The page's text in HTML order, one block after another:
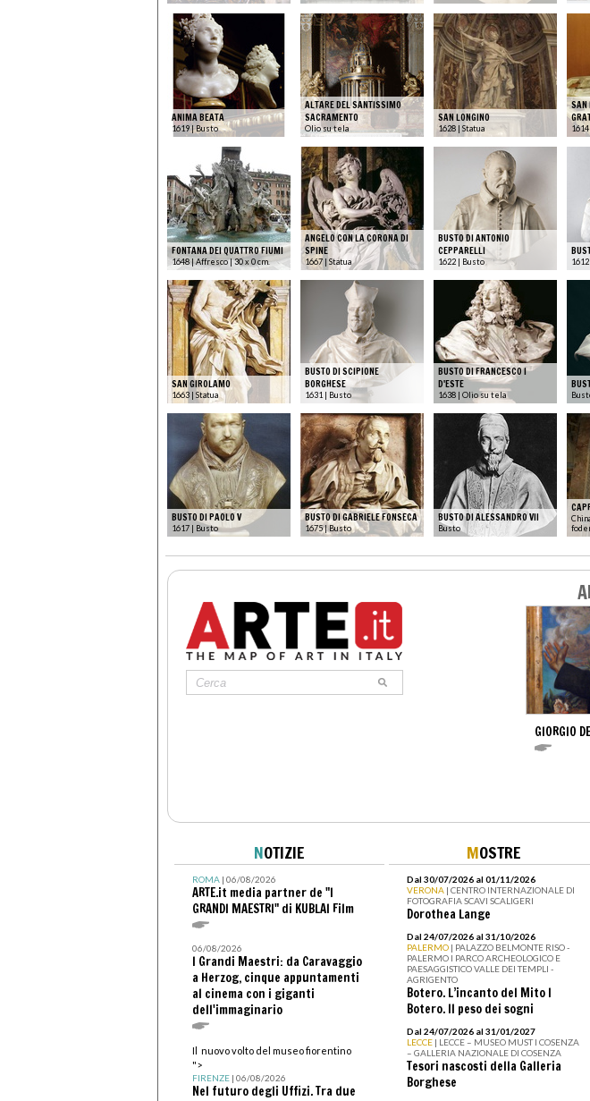
ANIMA BEATA
1619 | Busto
ALTARE DEL SANTISSIMO
SACRAMENTO
Olio su tela
SAN LONGINO
1628 | Statua
SAN
FONTANA DEI QUATTRO FIUMI
1648 | Affresco | 30 x 0 cm.
ANGELO CON LA CORONA DI
SPINE
1667 | Statua
BUSTO DI ANTONIO
CEPPARELLI
1622 | Busto
SAN GIROLAMO
1663 | Statua
BUSTO DI SCIPIONE
BORGHESE
1631 | Busto
BUSTO DI FRANCESCO I
D'ESTE
1638 | Olio su tela
BUSTO DI PAOLO V
1617 | Busto
BUSTO DI GABRIELE FONSECA
1675 | Busto
BUSTO DI ALESSANDRO VII
Busto
GIORGIO
NOTIZIE
ROMA| 06/08/2026
ARTE.it media partner de "I
GRANDI MAESTRI" di KUBLAI Film
06/08/2026
I Grandi Maestri: da Caravaggio
a Herzog, cinque appuntamenti
al cinema con i giganti
dell'immaginario
Il nuovo volto del museo fiorentino
">
FIRENZE| 06/08/2026
Nel futuro degli Uffizi. Tra due
MOSTRE
Dal 30/07/2026 al 01/11/2026
VERONA | CENTRO INTERNAZIONALE DI
FOTOGRAFIA SCAVI SCALIGERI
Dorothea Lange
Dal 24/07/2026 al 31/10/2026
PALERMO | PALAZZO BELMONTE RISO -
PALERMO I PARCO ARCHEOLOGICO E
PAESAGGISTICO VALLE DEI TEMPLI -
AGRIGENTO
Botero. L’incanto del Mito I
Botero. Il peso dei sogni
Dal 24/07/2026 al 31/01/2027
LECCE | LECCE – MUSEO MUST I COSENZA
– GALLERIA NAZIONALE DI COSENZA
Tesori nascosti della Galleria
Borghese